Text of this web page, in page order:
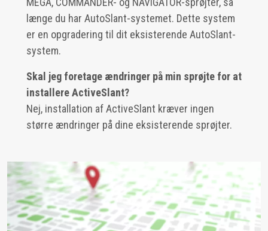
længe du har AutoSlant-systemet. Dette system
er en opgradering til dit eksisterende AutoSlant-
system.
Skal jeg foretage ændringer på min sprøjte for at
installere ActiveSlant?
Nej, installation af ActiveSlant kræver ingen
større ændringer på dine eksisterende sprøjter.